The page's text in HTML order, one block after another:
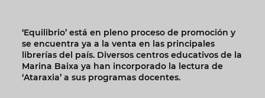
‘Equilibrio’ está en pleno proceso de promoción y
se encuentra ya a la venta en las principales
librerías del país. Diversos centros educativos de la
Marina Baixa ya han incorporado la lectura de
‘Ataraxia’ a sus programas docentes.